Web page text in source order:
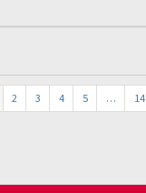
2 3 4 5 … 14